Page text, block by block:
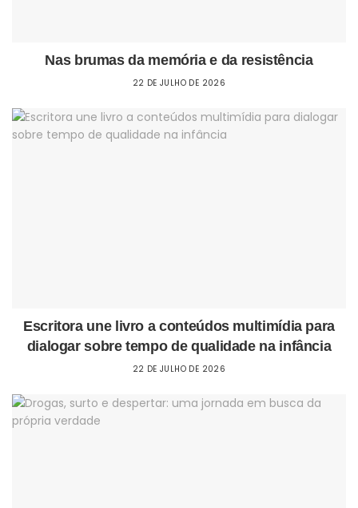
Nas brumas da memória e da resistência
22 DE JULHO DE 2026
Escritora une livro a conteúdos multimídia para
dialogar sobre tempo de qualidade na infância
22 DE JULHO DE 2026